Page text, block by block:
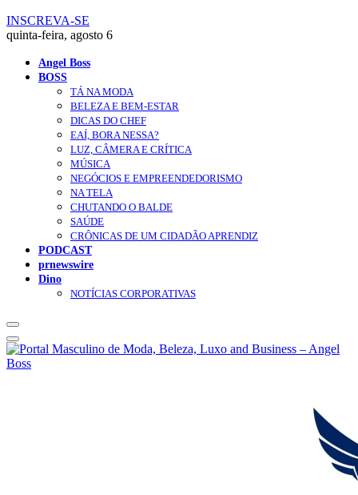
INSCREVA-SE
quinta-feira, agosto 6
Angel Boss
BOSS
TÁ NA MODA
BELEZA E BEM-ESTAR
DICAS DO CHEF
EAÍ, BORA NESSA?
LUZ, CÂMERA E CRÍTICA
MÚSICA
NEGÓCIOS E EMPREENDEDORISMO
NA TELA
CHUTANDO O BALDE
SAÚDE
CRÔNICAS DE UM CIDADÃO APRENDIZ
PODCAST
prnewswire
Dino
NOTÍCIAS CORPORATIVAS